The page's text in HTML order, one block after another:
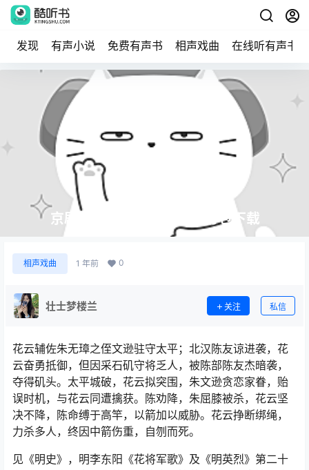
发现 有声小说 免费有声书 相声戏曲 在线听有声书
京剧《战太平》MP3免费打包下载
相声戏曲 1 年前 0
壮士梦楼兰 关注 私信
花云辅佐朱无璋之侄文逊驻守太平；北汉陈友谅进袭，花
云奋勇抵御，但因采石矶守将乏人，被陈部陈友杰暗袭，
夺得矶头。太平城破，花云拟突围，朱文逊贪恋家眷，贻
误时机，与花云同遭擒获。陈劝降，朱屈膝被杀，花云坚
决不降，陈命缚于高竿，以箭加以威胁。花云挣断绑绳，
力杀多人，终因中箭伤重，自刎而死。
见《明史》，明李东阳《花将军歌》及《明英烈》第二十